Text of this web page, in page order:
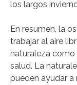
los largos
En resumen, la
trabajar al aire
naturaleza
salud. La
pueden ayudar a